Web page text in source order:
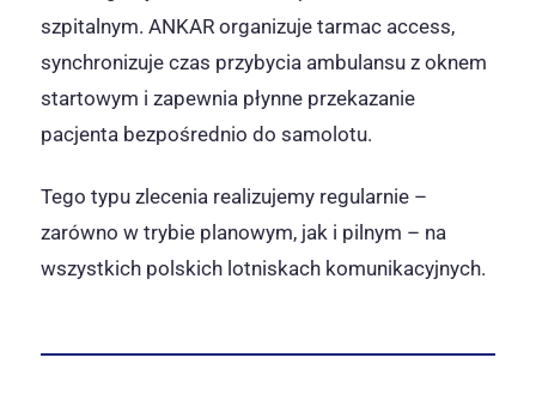
szpitalnym. ANKAR organizuje tarmac access,
synchronizuje czas przybycia ambulansu z oknem
startowym i zapewnia płynne przekazanie
pacjenta bezpośrednio do samolotu.
Tego typu zlecenia realizujemy regularnie –
zarówno w trybie planowym, jak i pilnym – na
wszystkich polskich lotniskach komunikacyjnych.